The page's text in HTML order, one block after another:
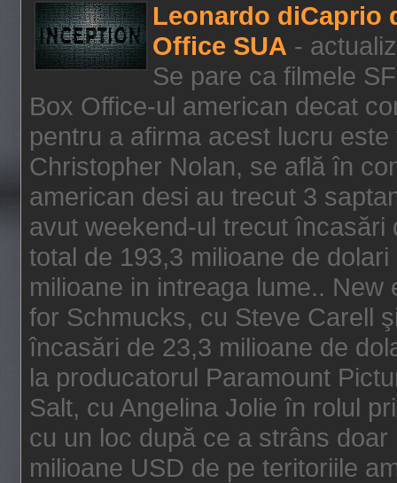
Leonardo diCaprio
Office SUA -
Se pare ca filmele
Box Office-ul american decat
pentru a afirma acest lucru
Christopher Nolan, se află în
american desi au trecut 3
avut weekend-ul trecut încasări
total de 193,3 milioane de
milioane in intreaga lume..
for Schmucks, cu Steve Carell
încasări de 23,3 milioane de
la producatorul Paramount
Salt, cu Angelina Jolie în rolul
cu un loc după ce a strâns
milioane USD de pe teritoriile